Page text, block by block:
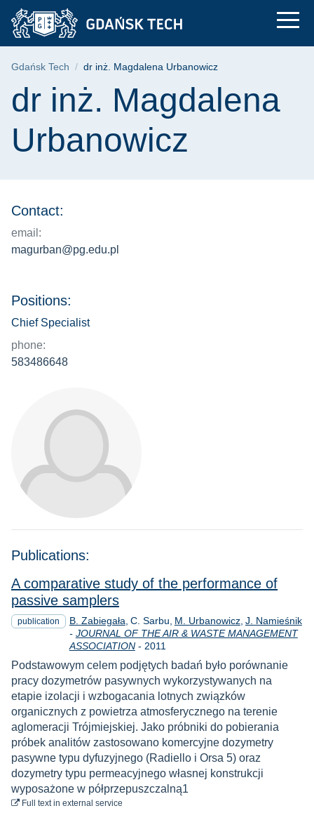
Skip
Skip
search
Skip
content
dr inż. Magdalena
Breadcrumb
Gdańsk Tech dr inż. Magdalena Urbanowicz
Page content
dr inż. Magdalena
Urbanowicz
Contact:
email:
magurban@pg.edu.pl
Positions:
Chief Specialist
phone:
583486648
Publications:
A comparative study of the performance of
passive samplers
publication B. Zabiegała C. Sarbu M. Urbanowicz J. Namieśnik
- JOURNAL OF THE AIR & WASTE MANAGEMENT
ASSOCIATION- Year
2011
Podstawowym celem podjętych badań było porównanie
pracy dozymetrów pasywnych wykorzystywanych na
etapie izolacji i wzbogacania lotnych związków
organicznych z powietrza atmosferycznego na terenie
aglomeracji Trójmiejskiej. Jako próbniki do pobierania
próbek analitów zastosowano komercyjne dozymetry
pasywne typu dyfuzyjnego (Radiello i Orsa 5) oraz
dozymetry typu permeacyjnego własnej konstrukcji
wyposażone w półprzepuszczalną1
Full textto download
in external service